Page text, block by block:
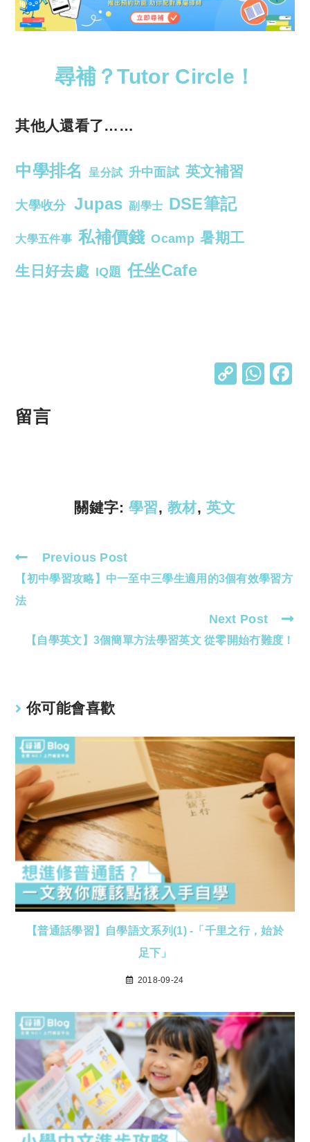
尋補？Tutor Circle！
其他人還看了……
中學排名 呈分試 升中面試 英文補習
大學收分 Jupas 副學士 DSE筆記
大學五件事 私補價錢 Ocamp 暑期工
生日好去處 IQ題 任坐Cafe
C W
留言
關鍵字: 學習, 教材, 英文
Read
more
articles
Previous Post
【初中學習攻略】中一至中三學生適用的3個有效學習方
法
Next Post
【自學英文】3個簡單方法學習英文 從零開始冇難度！
你可能會喜歡
【普通話學習】自學語文系列(1) -「千里之行，始於
足下」
2018-09-24